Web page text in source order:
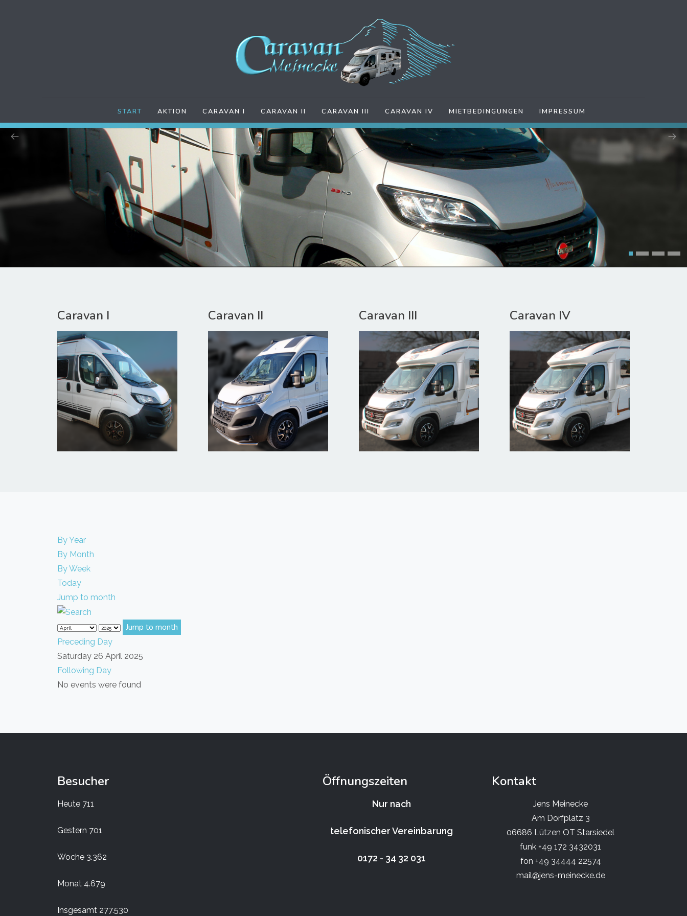
START AKTION CARAVAN I CARAVAN II CARAVAN III CARAVAN IV MIETBEDINGUNGEN IMPRESSUM
Caravan I Caravan II Caravan III Caravan IV
By Year
By Month
By Week
Today
Jump to month
Jump to month
Preceding Day
Saturday 26 April 2025
Following Day
No events were found
Besucher
Heute 711
Gestern 701
Woche 3.362
Monat 4.679
Insgesamt 277.530
Öffnungszeiten
Nur nach
telefonischer Vereinbarung
0172 - 34 32 031
Kontakt
Jens Meinecke
Am Dorfplatz 3
06686 Lützen OT Starsiedel
funk +49 172 3432031
fon +49 34444 22574
mail@jens-meinecke.de